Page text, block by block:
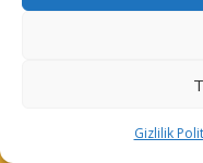
Gizlilik